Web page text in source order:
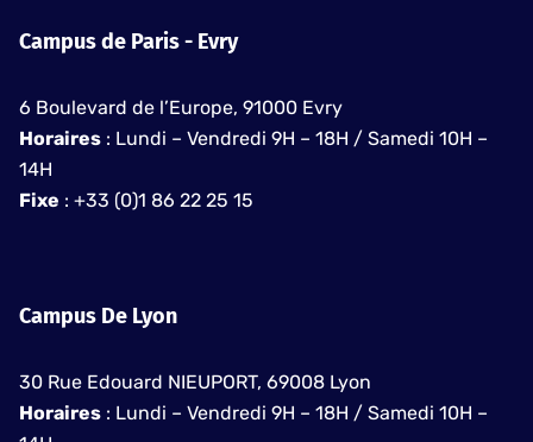
Campus de Paris - Evry
6 Boulevard de l’Europe, 91000 Evry
Horaires : Lundi – Vendredi 9H – 18H / Samedi 10H –
14H
Fixe : +33 (0)1 86 22 25 15
Campus De Lyon
30 Rue Edouard NIEUPORT, 69008 Lyon
Horaires : Lundi – Vendredi 9H – 18H / Samedi 10H –